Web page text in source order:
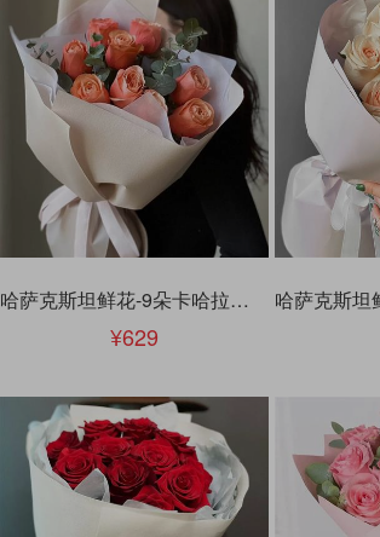
哈萨克斯坦鲜花-9朵卡哈拉玫瑰
629